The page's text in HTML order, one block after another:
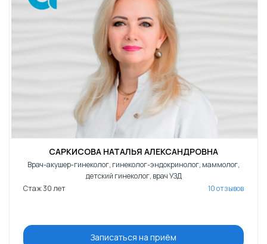
САРКИСОВА НАТАЛЬЯ АЛЕКСАНДРОВНА
Врач-акушер-гинеколог, гинеколог-эндокринолог, маммолог,
детский гинеколог, врач УЗД
Стаж 30 лет
10 отзывов
Записаться на приём